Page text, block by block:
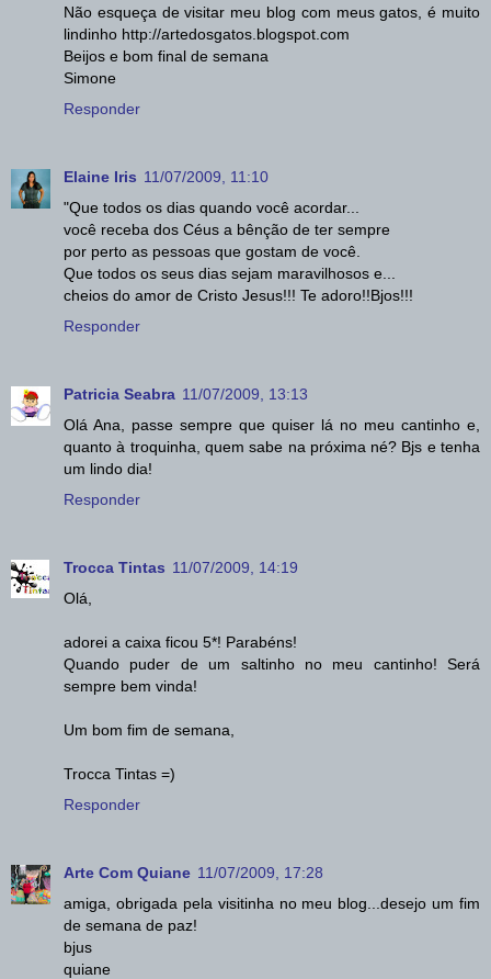
Não esqueça de visitar meu blog com meus gatos, é muito
lindinho http://artedosgatos.blogspot.com
Beijos e bom final de semana
Simone
Responder
Elaine Iris 11/07/2009, 11:10
"Que todos os dias quando você acordar...
você receba dos Céus a bênção de ter sempre
por perto as pessoas que gostam de você.
Que todos os seus dias sejam maravilhosos e...
cheios do amor de Cristo Jesus!!! Te adoro!!Bjos!!!
Responder
Patricia Seabra 11/07/2009, 13:13
Olá Ana, passe sempre que quiser lá no meu cantinho e,
quanto à troquinha, quem sabe na próxima né? Bjs e tenha
um lindo dia!
Responder
Trocca Tintas 11/07/2009, 14:19
Olá,
adorei a caixa ficou 5*! Parabéns!
Quando puder de um saltinho no meu cantinho! Será
sempre bem vinda!
Um bom fim de semana,
Trocca Tintas =)
Responder
Arte Com Quiane 11/07/2009, 17:28
amiga, obrigada pela visitinha no meu blog...desejo um fim
de semana de paz!
bjus
quiane